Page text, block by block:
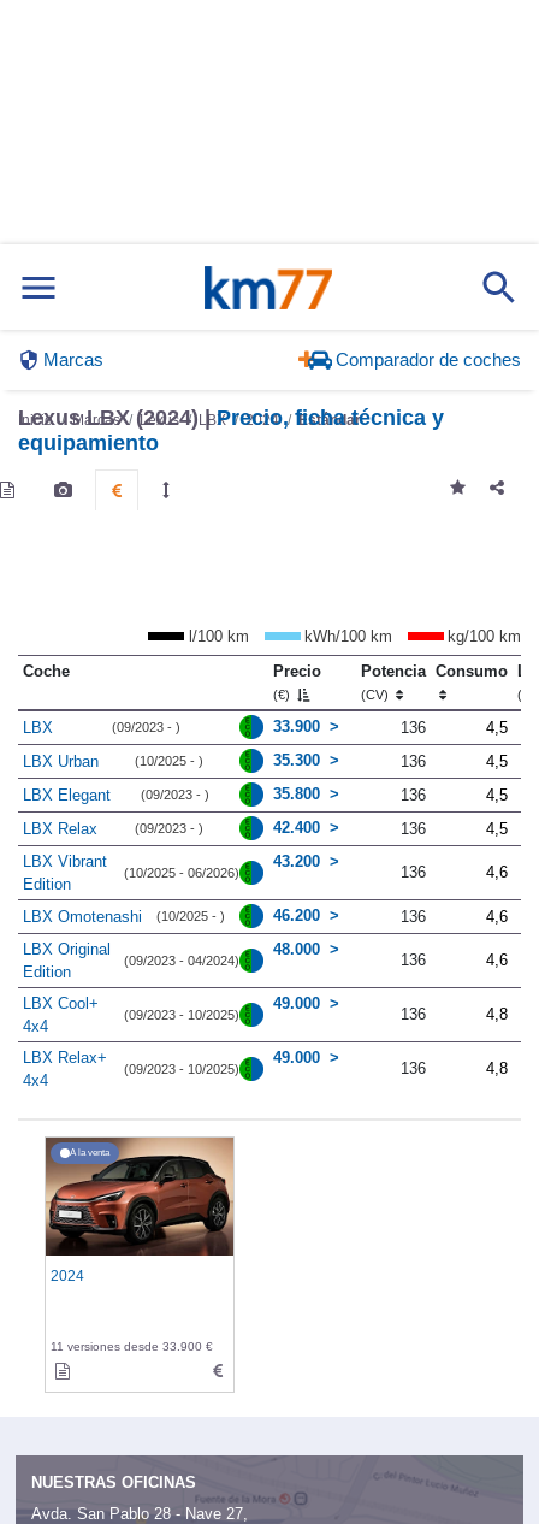
Marcas Comparador de coches
Inicio Marcas Lexus LBX 2024 Estándar
Lexus LBX (2024) |Precio, ficha técnica y
equipamiento
l/100 km kWh/100 km
kg/100 km
Coche
Precio
(€)
Potencia
(CV)
Consumo
LBX (09/2023 - ) 33.900 136
4,5
LBX Urban
(10/2025 - ) 35.300 136
4,5
LBX Elegant
(09/2023 - ) 35.800 136
4,5
LBX Relax
(09/2023 - ) 42.400 136
4,5
LBX Vibrant
Edition
(10/2025 - 06/2026)
43.200
136 4,6
LBX Omotenashi (10/2025 - ) 46.200 136
4,6
LBX Original
Edition
(09/2023 - 04/2024)
48.000
136 4,6
LBX Cool+
4x4
(09/2023 - 10/2025)
49.000
136 4,8
LBX Relax+
4x4
(09/2023 - 10/2025)
49.000
136 4,8
A la venta
2024
11 versiones desde 33.900 €
NUESTRAS OFICINAS
Avda. San Pablo 28 - Nave 27,